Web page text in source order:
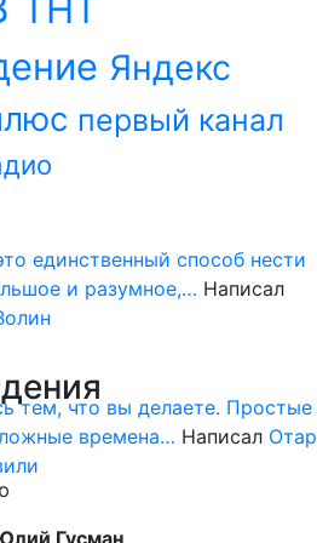
ТНТ
Яндекс
первый канал
единственный способ нести
и разумное,… Написал
тем, что вы делаете. Простые
времена… Написал Отар
Гусман